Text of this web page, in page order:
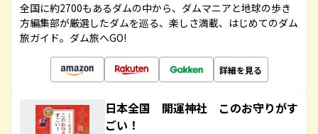
全国に約2700もあるダムの中から、ダムマニアと地球の歩き
方編集部が厳選したダムを巡る、楽しさ満載、はじめてのダム
旅ガイド。ダム旅へGO!
詳細を見る
日本全国 開運神社 このお守りがす
ごい！